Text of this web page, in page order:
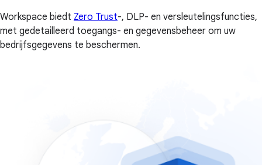
Workspace biedt Zero Trust-, DLP- en versleutelingsfuncties,
met gedetailleerd toegangs- en gegevensbeheer om uw
bedrijfsgegevens te beschermen.